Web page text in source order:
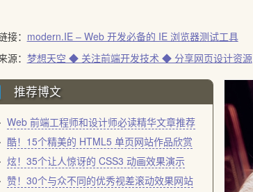
接： modern.IE – Web 开发必备的 IE 浏览器测试工具
源： 梦想天空 ◆ 关注前端开发技术 ◆ 分享网页设计资源
推荐博文
Web 前端工程师和设计师必读精华文章推荐
酷！15个精美的 HTML5 单页网站作品欣赏
炫！35个让人惊讶的 CSS3 动画效果演示
赞！30个与众不同的优秀视差滚动效果网站